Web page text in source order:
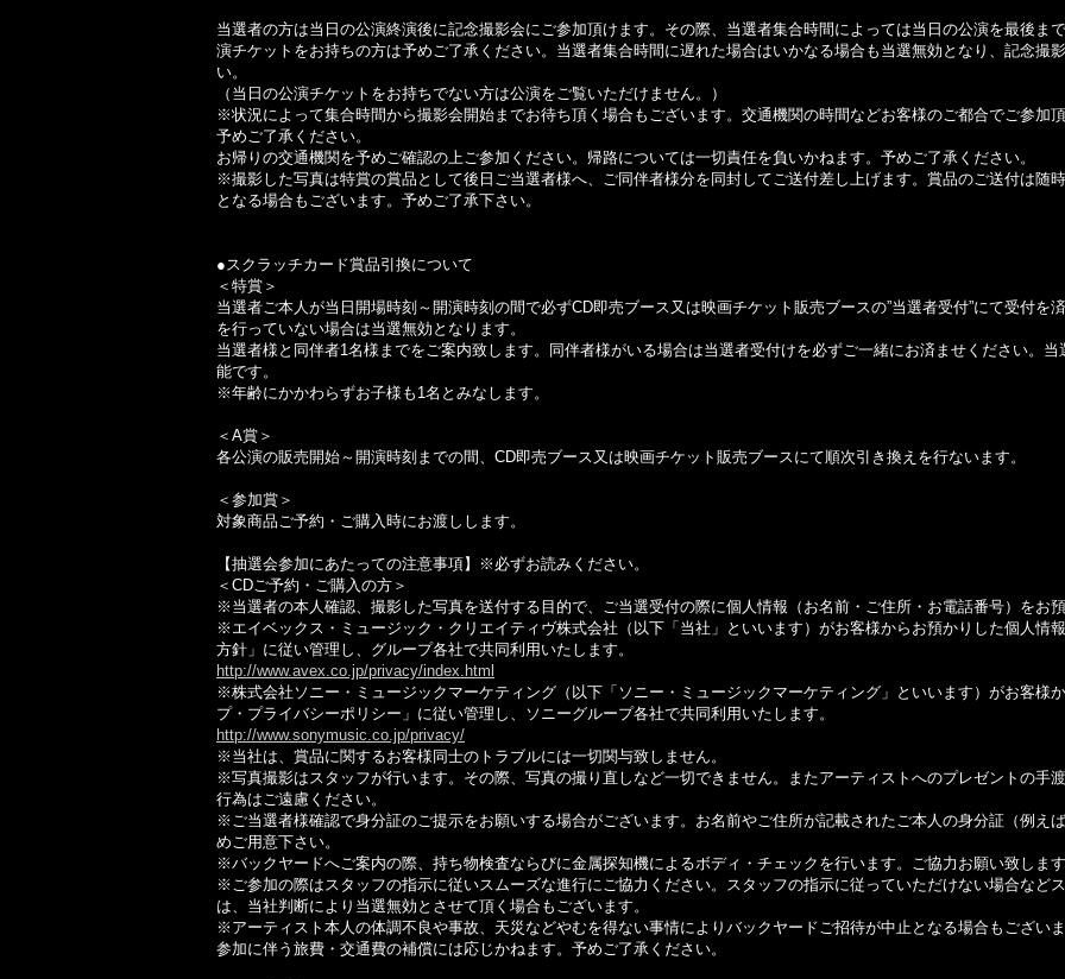
当選者の方は当日の公演終演後に記念撮影会にご参加頂けます。その際、当選者集合時間によっては当日の公演を最後ま
演チケットをお持ちの方は予めご了承ください。当選者集合時間に遅れた場合はいかなる場合も当選無効となり、記念撮
い。
（当日の公演チケットをお持ちでない方は公演をご覧いただけません。）
※状況によって集合時間から撮影会開始までお待ち頂く場合もございます。交通機関の時間などお客様のご都合でご参加
予めご了承ください。
お帰りの交通機関を予めご確認の上ご参加ください。帰路については一切責任を負いかねます。予めご了承ください。
※撮影した写真は特賞の賞品として後日ご当選者様へ、ご同伴者様分を同封してご送付差し上げます。賞品のご送付は随
となる場合もございます。予めご了承下さい。
●スクラッチカード賞品引換について
＜特賞＞
当選者ご本人が当日開場時刻～開演時刻の間で必ずCD即売ブース又は映画チケット販売ブースの”当選者受付”にて受付を
を行っていない場合は当選無効となります。
当選者様と同伴者1名様までをご案内致します。同伴者様がいる場合は当選者受付けを必ずご一緒にお済ませください。
能です。
※年齢にかかわらずお子様も1名とみなします。
＜A賞＞
各公演の販売開始～開演時刻までの間、CD即売ブース又は映画チケット販売ブースにて順次引き換えを行ないます。
＜参加賞＞
対象商品ご予約・ご購入時にお渡しします。
【抽選会参加にあたっての注意事項】※必ずお読みください。
＜CDご予約・ご購入の方＞
※当選者の本人確認、撮影した写真を送付する目的で、ご当選受付の際に個人情報（お名前・ご住所・お電話番号）をお預
※エイベックス・ミュージック・クリエイティヴ株式会社（以下「当社」といいます）がお客様からお預かりした個人情
方針」に従い管理し、グループ各社で共同利用いたします。
http://www.avex.co.jp/privacy/index.html
※株式会社ソニー・ミュージックマーケティング（以下「ソニー・ミュージックマーケティング」といいます）がお客様
プ・プライバシーポリシー」に従い管理し、ソニーグループ各社で共同利用いたします。
http://www.sonymusic.co.jp/privacy/
※当社は、賞品に関するお客様同士のトラブルには一切関与致しません。
※写真撮影はスタッフが行います。その際、写真の撮り直しなど一切できません。またアーティストへのプレゼントの手
行為はご遠慮ください。
※ご当選者様確認で身分証のご提示をお願いする場合がございます。お名前やご住所が記載されたご本人の身分証（例え
めご用意下さい。
※バックヤードへご案内の際、持ち物検査ならびに金属探知機によるボディ・チェックを行います。ご協力お願い致します
※ご参加の際はスタッフの指示に従いスムーズな進行にご協力ください。スタッフの指示に従っていただけない場合など
は、当社判断により当選無効とさせて頂く場合もございます。
※アーティスト本人の体調不良や事故、天災などやむを得ない事情によりバックヤードご招待が中止となる場合もござい
参加に伴う旅費・交通費の補償には応じかねます。予めご了承ください。